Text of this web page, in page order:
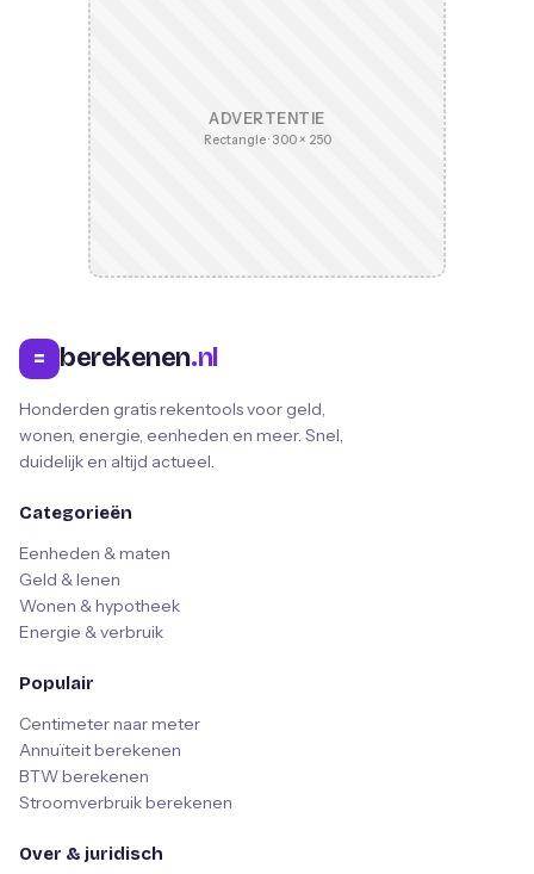
ADVERTENTIE
Rectangle · 300 × 250
= berekenen.nl
Honderden gratis rekentools voor geld,
wonen, energie, eenheden en meer. Snel,
duidelijk en altijd actueel.
Categorieën
Eenheden & maten
Geld & lenen
Wonen & hypotheek
Energie & verbruik
Populair
Centimeter naar meter
Annuïteit berekenen
BTW berekenen
Stroomverbruik berekenen
Over & juridisch